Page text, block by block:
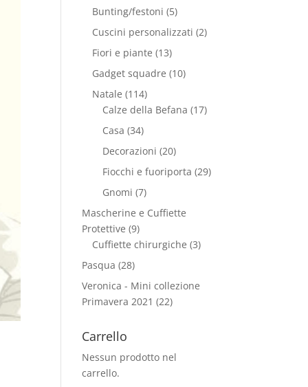
Bunting/festoni (5)
Cuscini personalizzati (2)
Fiori e piante (13)
Gadget squadre (10)
Natale (114)
Calze della Befana (17)
Casa (34)
Decorazioni (20)
Fiocchi e fuoriporta (29)
Gnomi (7)
Mascherine e Cuffiette
Protettive (9)
Cuffiette chirurgiche (3)
Pasqua (28)
Veronica - Mini collezione
Primavera 2021 (22)
Carrello
Nessun prodotto nel
carrello.